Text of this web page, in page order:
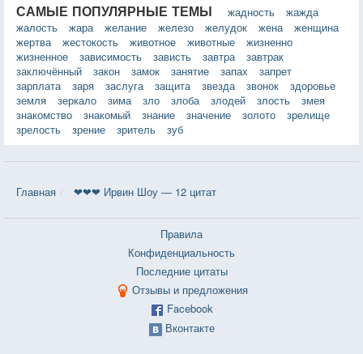
САМЫЕ ПОПУЛЯРНЫЕ ТЕМЫ жадность
жажда
жалость
жара желание железо желудок жена
женщина
жертва
жестокость животное животные
жизненно
жизненное
зависимость зависть завтра
завтрак
заключённый
закон замок занятие запах
запрет
зарплата
заря заслуга защита звезда звонок
здоровье
земля
зеркало зима зло злоба злодей злость
змея
знакомство
знакомый знание значение золото
зрелище
зрелость
зрение зритель зуб
Главная ❤❤❤ Ирвин Шоу — 12 цитат
Правила
Конфиденциальность
Последние цитаты
Отзывы и предложения
Facebook
Вконтакте